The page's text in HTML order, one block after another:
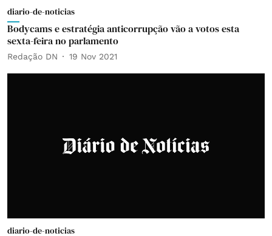
diario-de-noticias
Bodycams e estratégia anticorrupção vão a votos esta
sexta-feira no parlamento
Redação DN 19 Nov 2021
diario-de-noticias